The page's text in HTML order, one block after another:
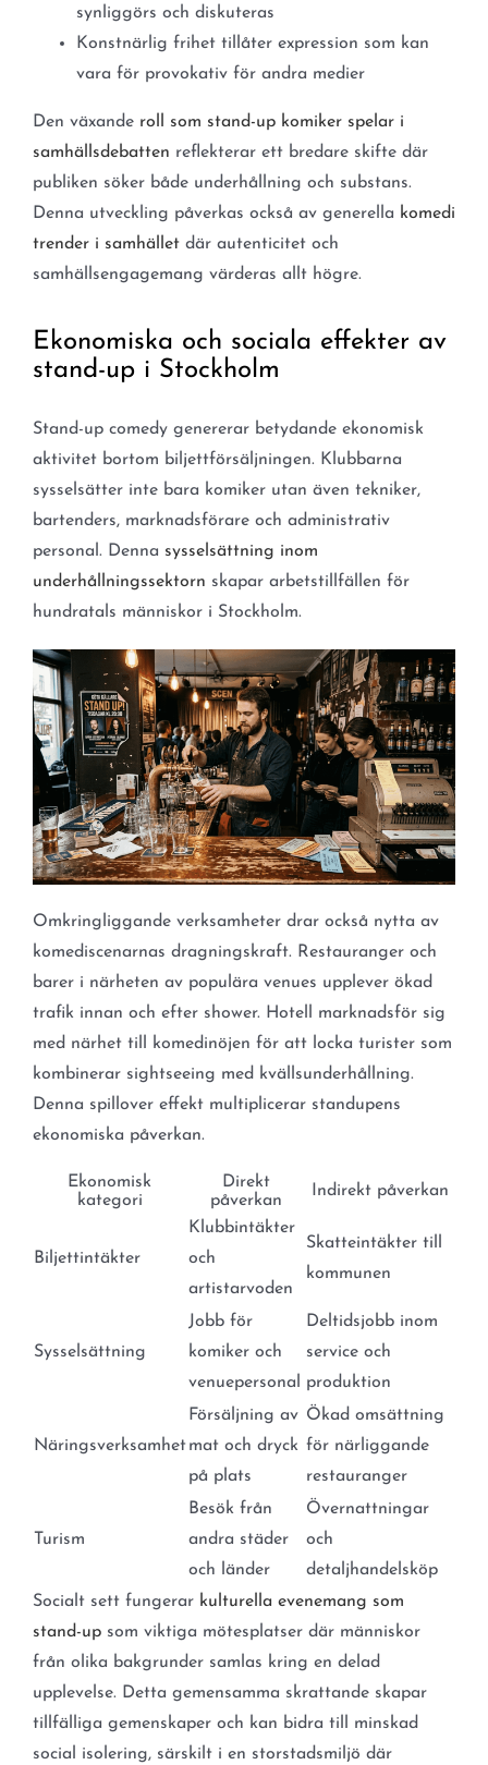
synliggörs och diskuteras
Konstnärlig frihet tillåter expression som kan
vara för provokativ för andra medier
Den växande roll som stand-up komiker spelar i
samhällsdebatten reflekterar ett bredare skifte där
publiken söker både underhållning och substans.
Denna utveckling påverkas också av generella komedi
trender i samhälletdär autenticitet och
samhällsengagemang värderas allt högre.
Ekonomiska och sociala effekter av
stand-up i Stockholm
Stand-up comedy genererar betydande ekonomisk
aktivitet bortom biljettförsäljningen. Klubbarna
sysselsätter inte bara komiker utan även tekniker,
bartenders, marknadsförare och administrativ
personal. Denna sysselsättning inom
underhållningssektorn skapar arbetstillfällen för
hundratals människor i Stockholm.
Omkringliggande verksamheter drar också nytta av
komediscenarnas dragningskraft. Restauranger och
barer i närheten av populära venues upplever ökad
trafik innan och efter shower. Hotell marknadsför sig
med närhet till komedinöjen för att locka turister som
kombinerar sightseeing med kvällsunderhållning.
Denna spillover effekt multiplicerar standupens
ekonomiska påverkan.
Ekonomisk
kategori
Direkt
påverkan
Indirekt påverkan
Biljettintäkter
Klubbintäkter
och
artistarvoden
Skatteintäkter till
kommunen
Sysselsättning
Jobb för
komiker och
venuepersonal
Deltidsjobb inom
service och
produktion
Näringsverksamhet
Försäljning av
mat och dryck
på plats
Ökad omsättning
för närliggande
restauranger
Turism
Besök från
andra städer
och länder
Övernattningar
och
detaljhandelsköp
Socialt sett fungerar kulturella evenemang som
stand-upsom viktiga mötesplatser där människor
från olika bakgrunder samlas kring en delad
upplevelse. Detta gemensamma skrattande skapar
tillfälliga gemenskaper och kan bidra till minskad
social isolering, särskilt i en storstadsmiljö där